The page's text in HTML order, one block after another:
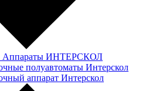
Аппараты ИНТЕРСКОЛ
полуавтоматы Интерскол
аппарат Интерскол